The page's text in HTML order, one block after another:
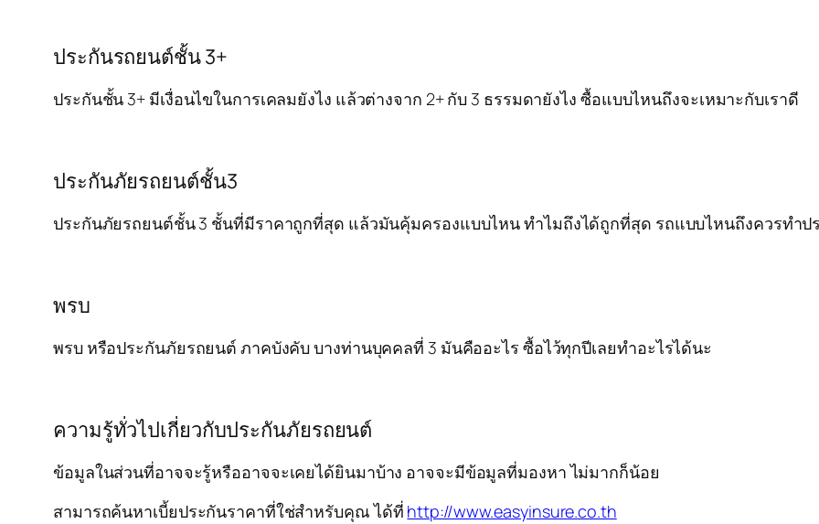
ประกันรถยนต์ชั้น 3+
ประกันชั้น 3+ มีเงื่อนไขในการเคลมยังไง แล้วต่างจาก 2+ กับ 3 ธรรมดายังไง ซื้อแบบไหนถึงจะเหมาะกับเราดี
ประกันภัยรถยนต์ชั้น3
ประกันภัยรถยนต์ชั้น 3 ชั้นที่มีราคาถูกที่สุด แล้วมันคุ้มครองแบบไหน ทำไมถึงได้ถูกที่สุด รถแบบไหนถึงควรทำ
พรบ
พรบ หรือประกันภัยรถยนต์ ภาคบังคับ บางท่านบุคคลที่ 3 มันคืออะไร ซื้อไว้ทุกปีเลยทำอะไรได้นะ
ความรู้ทั่วไปเกี่ยวกับประกันภัยรถยนต์
ข้อมูลในส่วนที่อาจจะรู้หรืออาจจะเคยได้ยินมาบ้าง อาจจะมีข้อมูลที่มองหา ไม่มากก็น้อย
สามารถค้นหาเบี้ยประกันราคาที่ใช่สำหรับคุณ ได้ที่ http://www.easyinsure.co.th